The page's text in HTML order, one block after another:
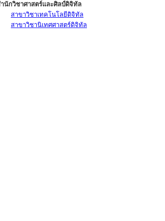
นักวิชาศาสตร์และศิลป์ดิจิทัล
สาขาวิชาเทคโนโลยีดิจิทัล
สาขาวิชานิเทศศาสตร์ดิจิทัล